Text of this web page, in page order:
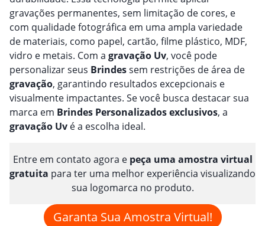
gravações permanentes, sem limitação de cores, e
com qualidade fotográfica em uma ampla variedade
de materiais, como papel, cartão, filme plástico, MDF,
vidro e metais. Com a gravação Uv, você pode
personalizar seus Brindessem restrições de área de
gravação, garantindo resultados excepcionais e
visualmente impactantes. Se você busca destacar sua
marca em Brindes Personalizadosexclusivos, a
gravação Uv é a escolha ideal.
Entre em contato agora e peça uma amostra virtual
gratuita para ter uma melhor experiência visualizando
sua logomarca no produto.
Garanta Sua Amostra Virtual!